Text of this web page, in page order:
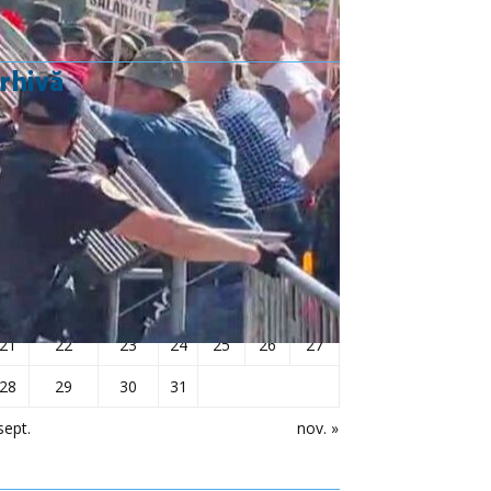
octombrie 2019
Ma Mi V S D
nov. »
2 3 4 5
6
8 9 10 11 12
13
16 17 19
20
22 23 24 25 26
27
29 30 31